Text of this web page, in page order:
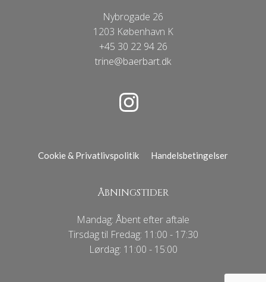
Nybrogade 26
1203 København K
+45 30 22 94 26
trine@baerbart.dk
Cookie & Privatlivspolitik Handelsbetingelser
ÅBNINGSTIDER
Mandag: Åbent efter aftale
Tirsdag til Fredag: 11:00 - 17:30
Lørdag: 11:00 - 15:00